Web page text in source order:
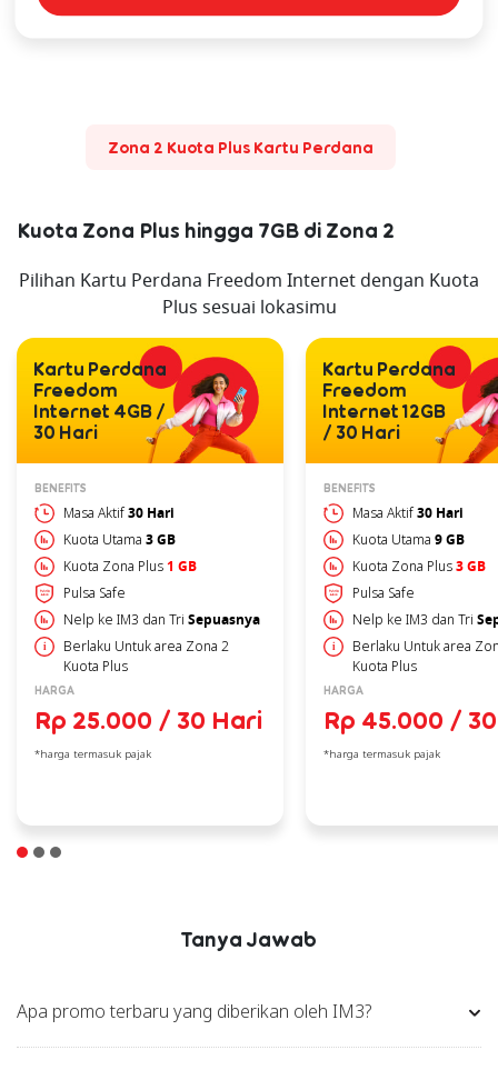
Zona 2 Kuota Plus Kartu Perdana
Kuota Zona Plus hingga 7GB di Zona 2
Pilihan Kartu Perdana Freedom Internet dengan Kuota
Plus sesuai lokasimu
Kartu Perdana
Freedom
Internet 4GB /
30 Hari
BENEFITS
Masa Aktif30 Hari
Kuota Utama 3 GB
Kuota Zona Plus1 GB
Pulsa Safe
Nelp ke IM3 dan Tri Sepuasnya
Berlaku Untuk area Zona 2
Kuota Plus
HARGA
Rp 25.000 / 30 Hari
*harga termasuk pajak
Kartu Perdana
Freedom
Internet 12GB
/ 30 Hari
BENEFITS
Masa Aktif30 Hari
Kuota Utama 9 GB
Kuota Zona Plus3 GB
Pulsa Safe
Nelp ke IM3 dan Tri
Berlaku Untuk area
Kuota Plus
HARGA
Rp 45.000 /
*harga termasuk pajak
Tanya Jawab
Apa promo terbaru yang diberikan oleh IM3?